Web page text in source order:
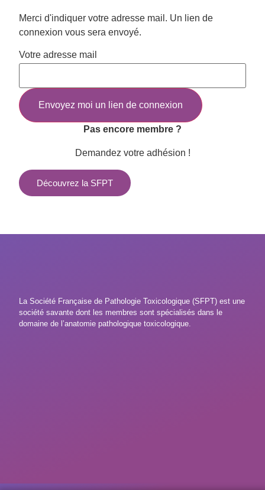
Merci d'indiquer votre adresse mail. Un lien de
connexion vous sera envoyé.
Votre adresse mail
Pas encore membre ?
Demandez votre adhésion !
Découvrez la SFPT
La Société Française de Pathologie Toxicologique (SFPT) est une
société savante dont les membres sont spécialisés dans le
domaine de l’anatomie pathologique toxicologique.